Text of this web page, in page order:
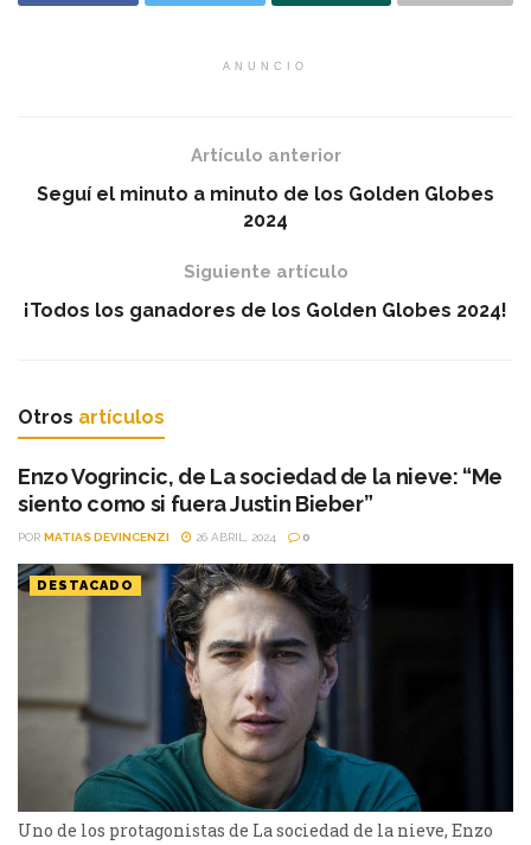
ANUNCIO
Artículo anterior
Seguí el minuto a minuto de los Golden Globes
2024
Siguiente artículo
¡Todos los ganadores de los Golden Globes 2024!
Otros artículos
Enzo Vogrincic, de La sociedad de la nieve: “Me
siento como si fuera Justin Bieber”
POR MATIAS DEVINCENZI 26 ABRIL, 2024 0
DESTACADO
Uno de los protagonistas de La sociedad de la nieve, Enzo